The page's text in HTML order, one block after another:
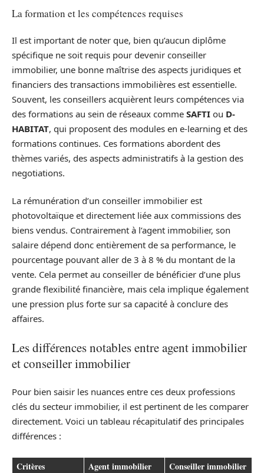
La formation et les compétences requises
Il est important de noter que, bien qu’aucun diplôme
spécifique ne soit requis pour devenir conseiller
immobilier, une bonne maîtrise des aspects juridiques et
financiers des transactions immobilières est essentielle.
Souvent, les conseillers acquièrent leurs compétences via
des formations au sein de réseaux comme SAFTI ou D-
HABITAT, qui proposent des modules en e-learning et des
formations continues. Ces formations abordent des
thèmes variés, des aspects administratifs à la gestion des
negotiations.
La rémunération d’un conseiller immobilier est
photovoltaïque et directement liée aux commissions des
biens vendus. Contrairement à l’agent immobilier, son
salaire dépend donc entièrement de sa performance, le
pourcentage pouvant aller de 3 à 8 % du montant de la
vente. Cela permet au conseiller de bénéficier d’une plus
grande flexibilité financière, mais cela implique également
une pression plus forte sur sa capacité à conclure des
affaires.
Les différences notables entre agent immobilier
et conseiller immobilier
Pour bien saisir les nuances entre ces deux professions
clés du secteur immobilier, il est pertinent de les comparer
directement. Voici un tableau récapitulatif des principales
différences :
Critères Agent immobilier Conseiller immobilier